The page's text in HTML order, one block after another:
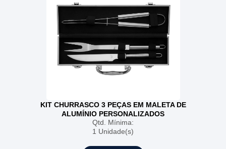
KIT CHURRASCO 3 PEÇAS EM MALETA DE
ALUMÍNIO PERSONALIZADOS
Qtd. Mínima:
1 Unidade(s)